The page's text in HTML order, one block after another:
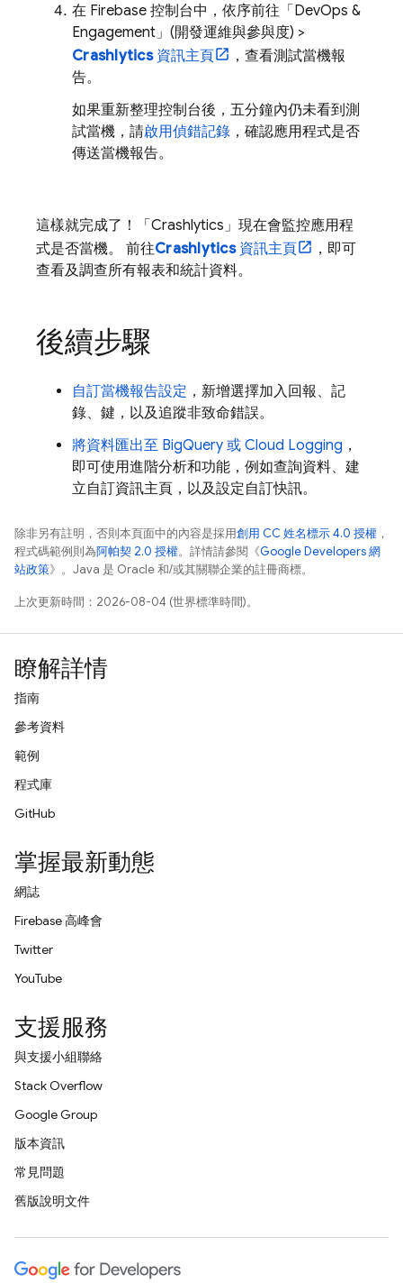
在 Firebase 控制台中，依序前往「DevOps &
Engagement」(開發運維與參與度) >
Crashlytics資訊主頁
，查看測試當機報
告。
如果重新整理控制台後，五分鐘內仍未看到測
試當機，請啟用偵錯記錄 ，確認應用程式是否
傳送當機報告。
這樣就完成了！「 Crashlytics」現在會監控應用程
式是否當機。 前往Crashlytics資訊主頁
，即可
查看及調查所有報表和統計資料。
後續步驟
自訂當機報告設定 ，新增選擇加入回報、記
錄、鍵，以及追蹤非致命錯誤。
將資料匯出至 BigQuery 或 Cloud Logging ，
即可使用進階分析和功能，例如查詢資料、建
立自訂資訊主頁，以及設定自訂快訊。
除非另有註明，否則本頁面中的內容是採用創用 CC 姓名標示 4.0 授權 ，
程式碼範例則為阿帕契 2.0 授權。詳情請參閱《Google Developers 網
站政策》。Java 是 Oracle 和/或其關聯企業的註冊商標。
上次更新時間：2026-08-04 (世界標準時間)。
瞭解詳情
指南
參考資料
範例
程式庫
GitHub
掌握最新動態
網誌
Firebase 高峰會
Twitter
YouTube
支援服務
與支援小組聯絡
Stack Overflow
Google Group
版本資訊
常見問題
舊版說明文件